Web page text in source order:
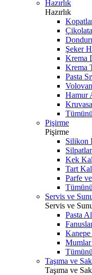
Hazırlık
Hazırlık
Şeker
Krema
Krema
Pasta
Hamur
Pişirme
Pişirme
Silikon
Silpatlar
Kek
Tart
Parfe
Servis ve
Servis ve
Pasta
Kanepe
Mumlar
Taşıma ve
Taşıma ve